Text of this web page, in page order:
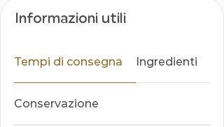
Informazioni utili
Tempi di consegna Ingredienti
Conservazione